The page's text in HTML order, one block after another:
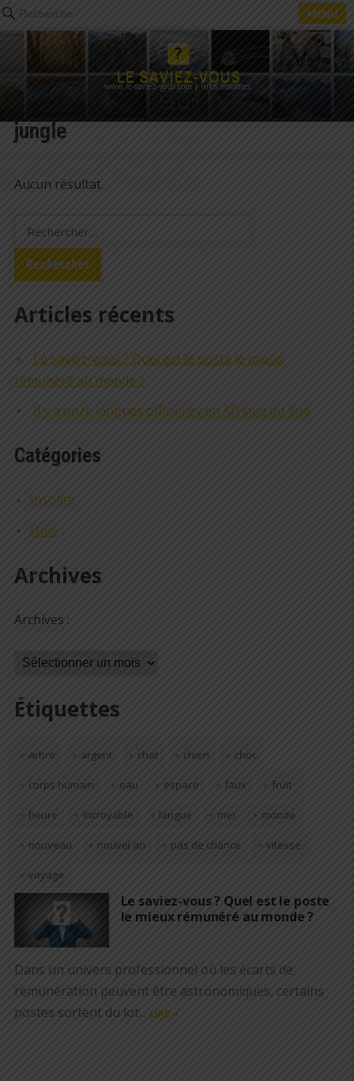
Recherche MENU
www.le-saviez-vous.com | Infos insolites
jungle
Aucun résultat.
Rechercher :
Articles récents
Le saviez-vous ? Quel est le poste le mieux
rémunéré au monde ?
Il y a onze langues officielles en Afrique du Sud
Catégories
Insolite
Utile
Archives
Archives :
Archives
Étiquettes
arbre argent chat chien choc
corps humain eau espace faux fruit
heure incroyable langue mer monde
nouveau nouvel an pas de chance vitesse
voyage
Le saviez-vous ? Quel est le poste
le mieux rémunéré au monde ?
Dans un univers professionnel où les écarts de
rémunération peuvent être astronomiques, certains
postes sortent du lot... LIRE »